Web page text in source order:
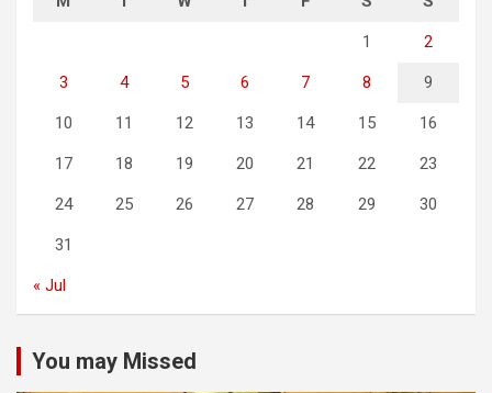
1 2
3 4 5 6 7 8 9
10 11 12 13 14 15 16
17 18 19 20 21 22 23
24 25 26 27 28 29 30
31
« Jul
You may Missed